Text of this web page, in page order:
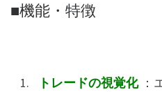
■機能・特徴
トレードの視覚化：